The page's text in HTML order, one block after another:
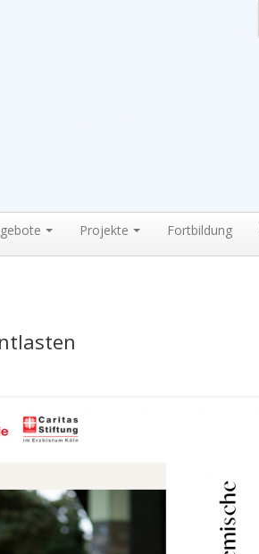
Projekte Fortbildung